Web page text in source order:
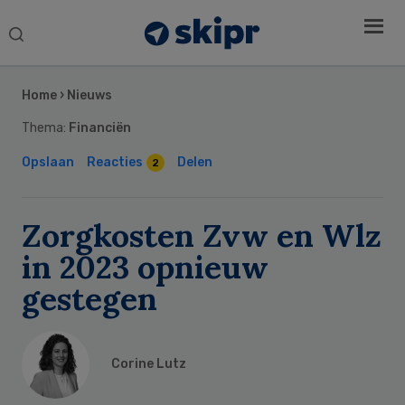
Search
Home › Nieuws
Thema: Financiën
Opslaan Reacties 2 Delen
Zorgkosten Zvw en Wlz
in 2023 opnieuw
gestegen
Corine Lutz
Sidebar